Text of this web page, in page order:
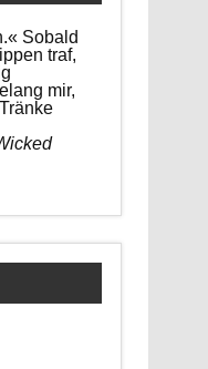
Sobald
traf,
mir,